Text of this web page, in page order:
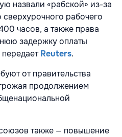
назвали «рабской» из-за
рабочего
часов, а также права
задержку оплаты
Reuters.
от правительства
продолжением
также — повышение